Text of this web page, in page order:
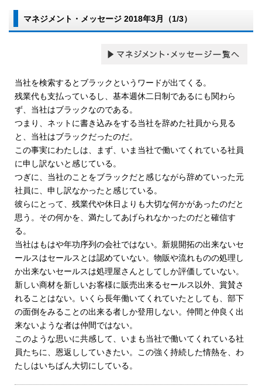
マネジメント・メッセージ 2018年3月（1/3）
当社を検索するとブラックというワードが出てくる。
残業代も支払っているし、基本週休二日制であるにも関わら
ず、当社はブラックなのである。
つまり、ネットに書き込みをする当社を辞めた社員から見る
と、当社はブラックだったのだ。
この事実にわたしは、まず、いま当社で働いてくれている社員
に申し訳ないと感じている。
つぎに、当社のことをブラックだと感じながら辞めていった元
社員に、申し訳なかったと感じている。
彼らにとって、残業代や休日よりも大切な何かがあったのだと
思う。その何かを、満たしてあげられなかったのだと確信す
る。
当社はもはや年功序列の会社ではない。新規開拓の出来ないセ
ールスはセールスとは認めていない。物販や流れものの処理し
か出来ないセールスは処理屋さんとしてしか評価していない。
新しい商材を新しいお客様に販売出来るセールス以外、賞賛さ
れることはない。いくら長年働いてくれていたとしても、部下
の面倒をみることの出来る者しか登用しない。仲間と仲良く出
来ないような者は仲間ではない。
このような思いに共感して、いまも当社で働いてくれている社
員たちに、恩返ししていきたい。この強く持続した情熱を、わ
たしはいちばん大切にしている。